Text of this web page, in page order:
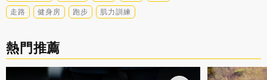
走路
健身房 跑步 肌力訓練
熱門推薦